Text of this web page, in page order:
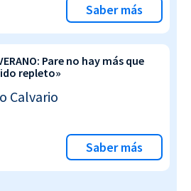
Saber más
Pare no hay más que
repleto»
Calvario
Saber más